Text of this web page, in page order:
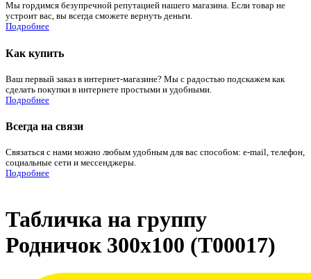
Мы гордимся безупречной репутацией нашего магазина. Если товар не
устроит вас, вы всегда сможете вернуть деньги.
Подробнее
Как купить
Ваш первый заказ в интернет-магазине? Мы с радостью подскажем как
сделать покупки в интернете простыми и удобными.
Подробнее
Всегда на связи
Связаться с нами можно любым удобным для вас способом: e-mail, телефон,
социальные сети и мессенджеры.
Подробнее
Табличка на группу
Родничок 300х100 (Т00017)